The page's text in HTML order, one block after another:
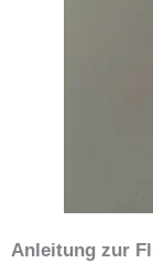
Anleitung zur